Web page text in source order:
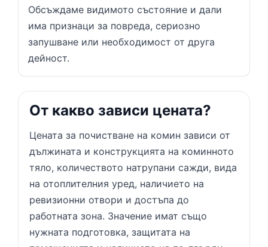
Обсъждаме видимото състояние и дали
има признаци за повреда, сериозно
запушване или необходимост от друга
дейност.
От какво зависи цената?
Цената за почистване на комин зависи от
дължината и конструкцията на коминното
тяло, количеството натрупани сажди, вида
на отоплителния уред, наличието на
ревизионни отвори и достъпа до
работната зона. Значение имат също
нужната подготовка, защитата на